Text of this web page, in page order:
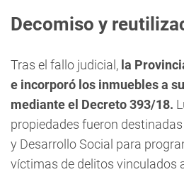
Decomiso y
Tras el fallo judicial, la
e incorporó los inmuebles a
mediante el Decreto 393/18.
propiedades fueron
y Desarrollo Social para
víctimas de delitos vinculados